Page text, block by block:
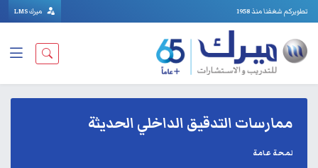
تطويركم شغفنا منذ 1958 ميرك LMS
ممارسات التدقيق الداخلي الحديثة
لمحة عامة